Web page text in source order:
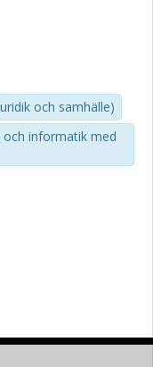
och samhälle)
informatik med